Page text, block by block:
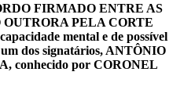
FIRMADO ENTRE AS
PELA CORTE
mental e de possível
dos signatários, ANTÔNIO
conhecido por CORONEL